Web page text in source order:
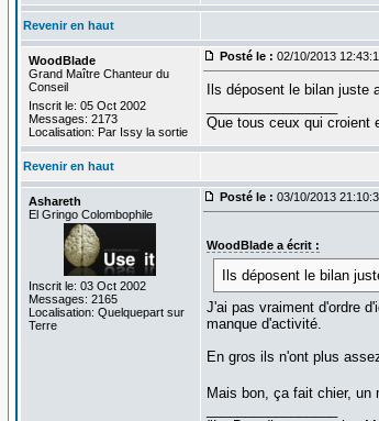
Revenir en haut
WoodBlade
Grand Maître Chanteur du
Conseil
Inscrit le: 05 Oct 2002
Messages: 2173
Localisation: Par Issy la sortie
Posté le : 02/10/2013
Ils déposent le bilan
Que tous ceux qui croient
Revenir en haut
Ashareth
El Gringo Colombophile
Inscrit le: 03 Oct 2002
Messages: 2165
Localisation: Quelquepart sur
Terre
Posté le : 03/10/2013
WoodBlade a écrit :
Ils déposent le bilan
J'ai pas vraiment d'ordre
manque d'activité.
En gros ils n'ont plus
Mais bon, ça fait chier,